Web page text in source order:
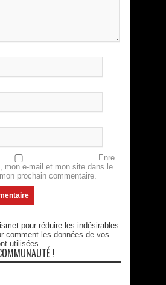
Enre
mon e-mail et mon site dans le
prochain commentaire.
pour réduire les indésirables.
comment les données de vos
utilisées.
!